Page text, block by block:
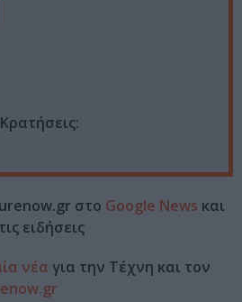
στο Google News και
ειδήσεις
νέα για την Τέχνη και τον